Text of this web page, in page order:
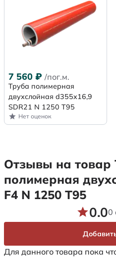
7 560 ₽ /пог.м.
Труба полимерная
двухслойная d355x16,9
SDR21 N 1250 Т95
Нет оценок
Отзывы на товар
полимерная
F4 N 1250 Т95
Для данного товара пока
0.00